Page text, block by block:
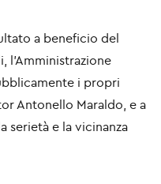
a beneficio del
l’Amministrazione
i propri
Antonello Maraldo, e a
serietà e la vicinanza